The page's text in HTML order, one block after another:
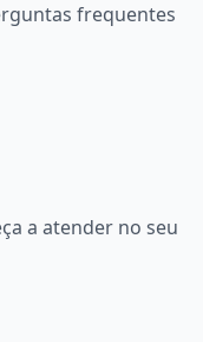
frequentes
a atender no seu